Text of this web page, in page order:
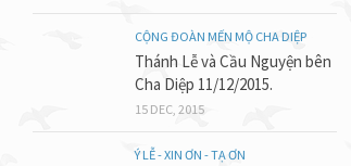
CỘNG ĐOÀN MẾN MỘ CHA DIỆP
Thánh Lễ và Cầu Nguyện bên
Cha Diệp 11/12/2015.
15 DEC, 2015
Ý LỄ - XIN ƠN - TẠ ƠN